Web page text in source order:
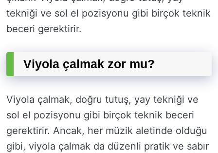
tekniği ve sol el pozisyonu gibi birçok teknik
beceri gerektirir.
Viyola çalmak zor mu?
Viyola çalmak, doğru tutuş, yay tekniği ve
sol el pozisyonu gibi birçok teknik beceri
gerektirir. Ancak, her müzik aletinde olduğu
gibi, viyola çalmak da düzenli pratik ve sabır